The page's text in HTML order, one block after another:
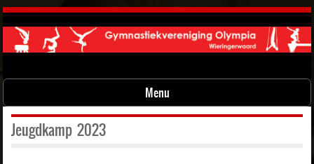
Menu
Skip to content
Jeugdkamp 2023